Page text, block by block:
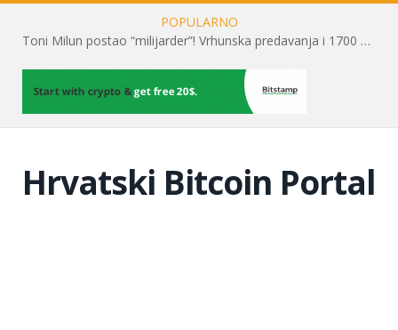
POPULARNO
Toni Milun postao “milijarder”! Vrhunska predavanja i 1700 posjetitelja obilježili su mjesec financijske pismenosti
Hrvatski Bitcoin Portal